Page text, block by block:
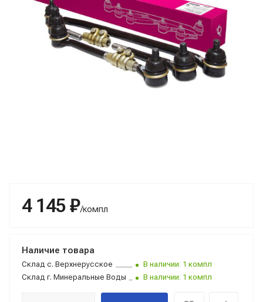
4 145 ₽/компл
Наличие товара
Склад с. Верхнерусское
В наличии: 1 компл
Склад г. Минеральные Воды В наличии: 1 компл